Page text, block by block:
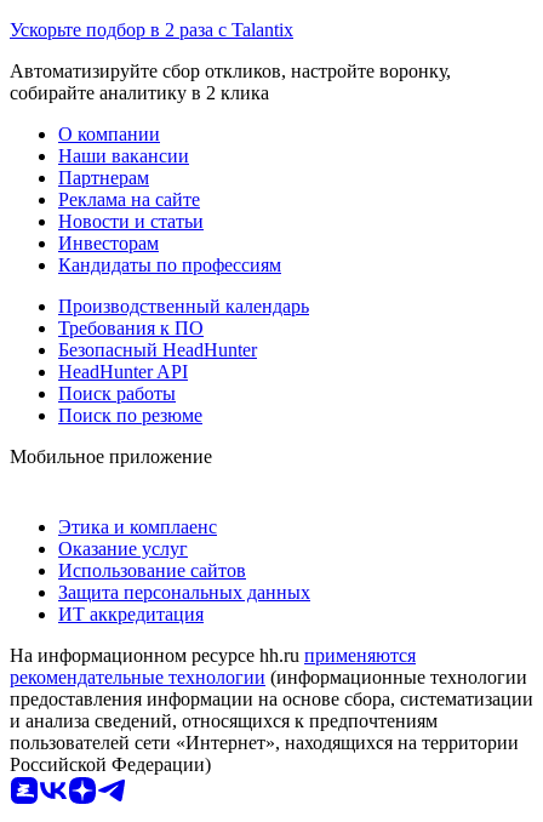
Ускорьте подбор в 2 раза с Talantix
Автоматизируйте сбор откликов, настройте воронку,
собирайте аналитику в 2 клика
О компании
Наши вакансии
Партнерам
Реклама на сайте
Новости и статьи
Инвесторам
Кандидаты по профессиям
Производственный календарь
Требования к ПО
Безопасный HeadHunter
HeadHunter API
Поиск работы
Поиск по резюме
Мобильное приложение
Этика и комплаенс
Оказание услуг
Использование сайтов
Защита персональных данных
ИТ аккредитация
На информационном ресурсе hh.ru применяются
рекомендательные технологии (информационные технологии
предоставления информации на основе сбора, систематизации
и анализа сведений, относящихся к предпочтениям
пользователей сети «Интернет», находящихся на территории
Российской Федерации)